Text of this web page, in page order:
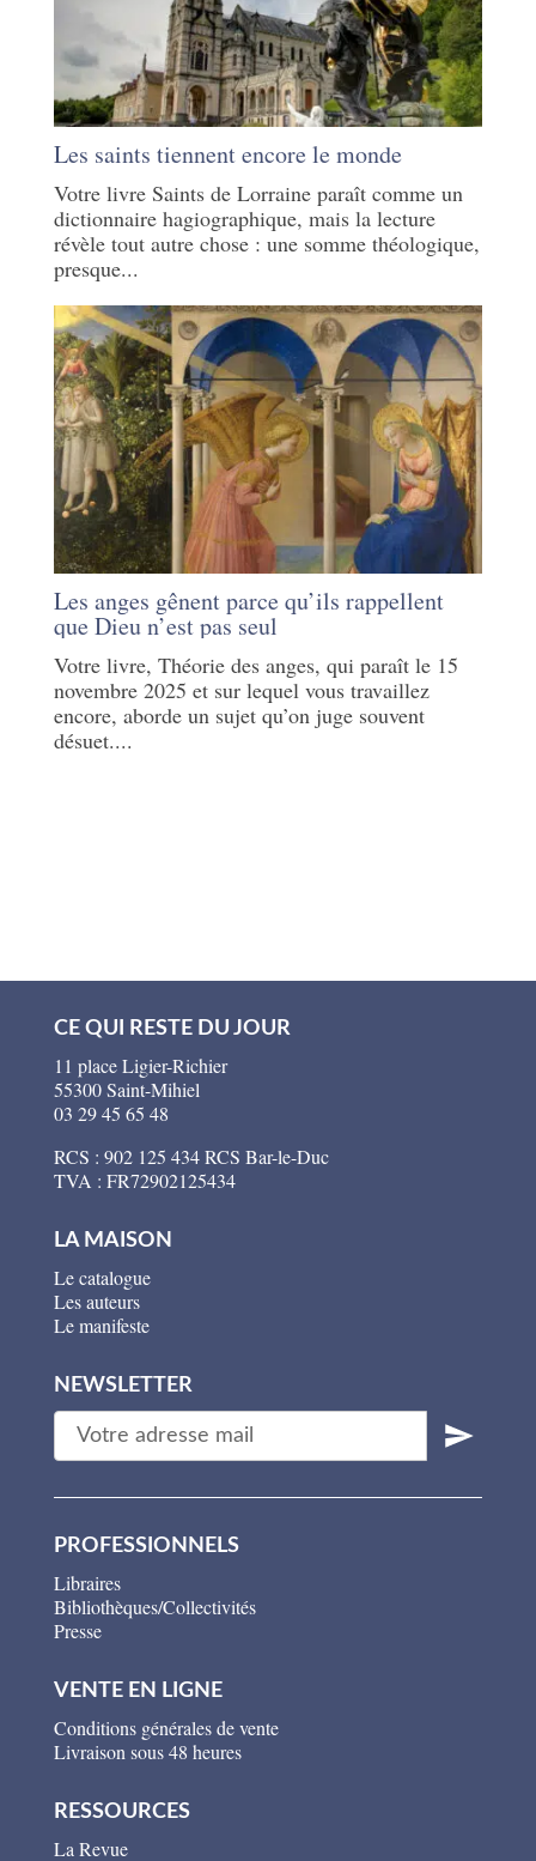
Les saints tiennent encore le monde
Votre livre Saints de Lorraine paraît comme un
dictionnaire hagiographique, mais la lecture
révèle tout autre chose : une somme théologique,
presque...
Les anges gênent parce qu’ils rappellent
que Dieu n’est pas seul
Votre livre, Théorie des anges, qui paraît le 15
novembre 2025 et sur lequel vous travaillez
encore, aborde un sujet qu’on juge souvent
désuet....
CE QUI RESTE DU JOUR
11 place Ligier-Richier
55300 Saint-Mihiel
03 29 45 65 48
RCS : 902 125 434 RCS Bar-le-Duc
TVA : FR72902125434
LA MAISON
Le catalogue
Les auteurs
Le manifeste
NEWSLETTER
PROFESSIONNELS
Libraires
Bibliothèques/Collectivités
Presse
VENTE EN LIGNE
Conditions générales de vente
Livraison sous 48 heures
RESSOURCES
La Revue